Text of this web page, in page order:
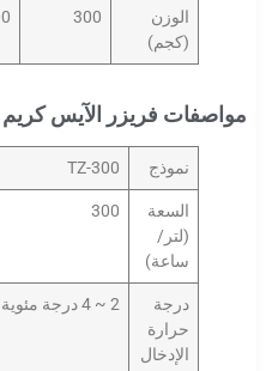
الوزن
(كجم)
300
مواصفات فريزر الآيس كريم
نموذج TZ-300
السعة
(لتر/
ساعة)
300
درجة
حرارة
الإدخال
2 ~ 4 درجة مئوية